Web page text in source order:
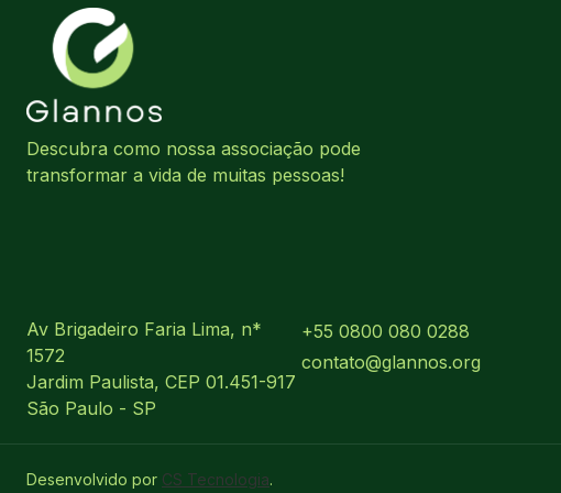
Descubra como nossa associação pode
transformar a vida de muitas pessoas!
Av Brigadeiro Faria Lima, n*
1572
Jardim Paulista, CEP 01.451-917
São Paulo - SP
+55 0800 080 0288
contato@glannos.org
Desenvolvido por CS Tecnologia.